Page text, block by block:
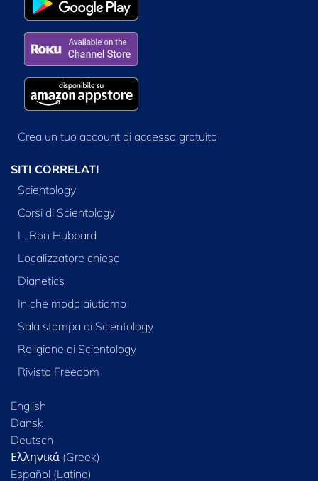
Crea un tuo account di accesso gratuito
SITI CORRELATI
Scientology
Corsi di Scientology
L. Ron Hubbard
Localizzatore chiese
Dianetics
In che modo aiutiamo
Sala stampa di Scientology
Religione di Scientology
Rivista Freedom
English
Dansk
Deutsch
Ελληνικά (Greek)
Español (Latino)